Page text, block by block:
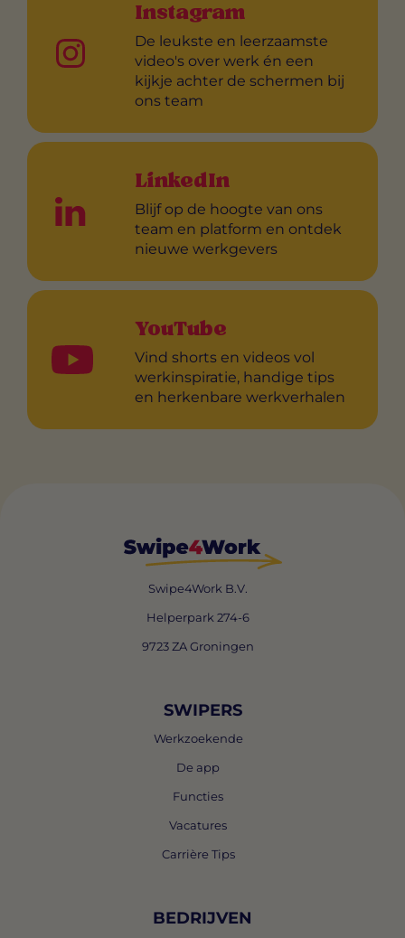
Instagram
De leukste en leerzaamste
video's over werk én een
kijkje achter de schermen bij
ons team
LinkedIn
Blijf op de hoogte van ons
team en platform en ontdek
nieuwe werkgevers
YouTube
Vind shorts en videos vol
werkinspiratie, handige tips
en herkenbare werkverhalen
Swipe4Work B.V.
Helperpark 274-6
9723 ZA Groningen
SWIPERS
Werkzoekende
De app
Functies
Vacatures
Carrière Tips
BEDRIJVEN